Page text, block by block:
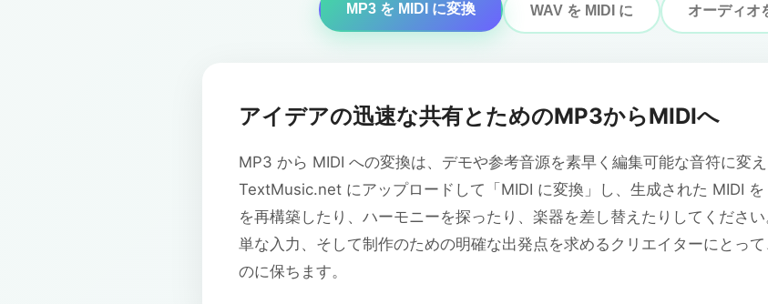
MP3 を MIDI に変換 WAV を MIDI に オーディオ
アイデアの迅速な共有とためのMP3からMIDIへ
MP3 から MIDI への変換は、デモや参考音源を素早く編集可能な音符に変
TextMusic.net にアップロードして「MIDI に変換」し、生成された MIDI を
を再構築したり、ハーモニーを探ったり、楽器を差し替えたりしてくださ
単な入力、そして制作のための明確な出発点を求めるクリエイターにとっ
のに保ちます。